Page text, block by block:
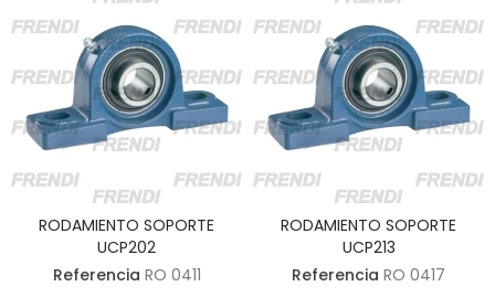
RODAMIENTO SOPORTE
UCP202
Referencia RO 0411
RODAMIENTO SOPORTE
UCP213
Referencia RO 0417